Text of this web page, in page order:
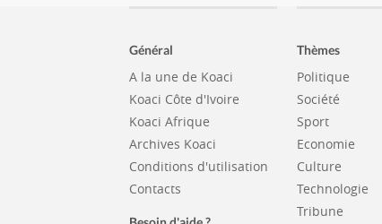
Général
A la une de Koaci
Koaci Côte d'Ivoire
Koaci Afrique
Archives Koaci
Conditions d'utilisation
Contacts
Thèmes
Politique
Société
Sport
Economie
Culture
Technologie
Tribune